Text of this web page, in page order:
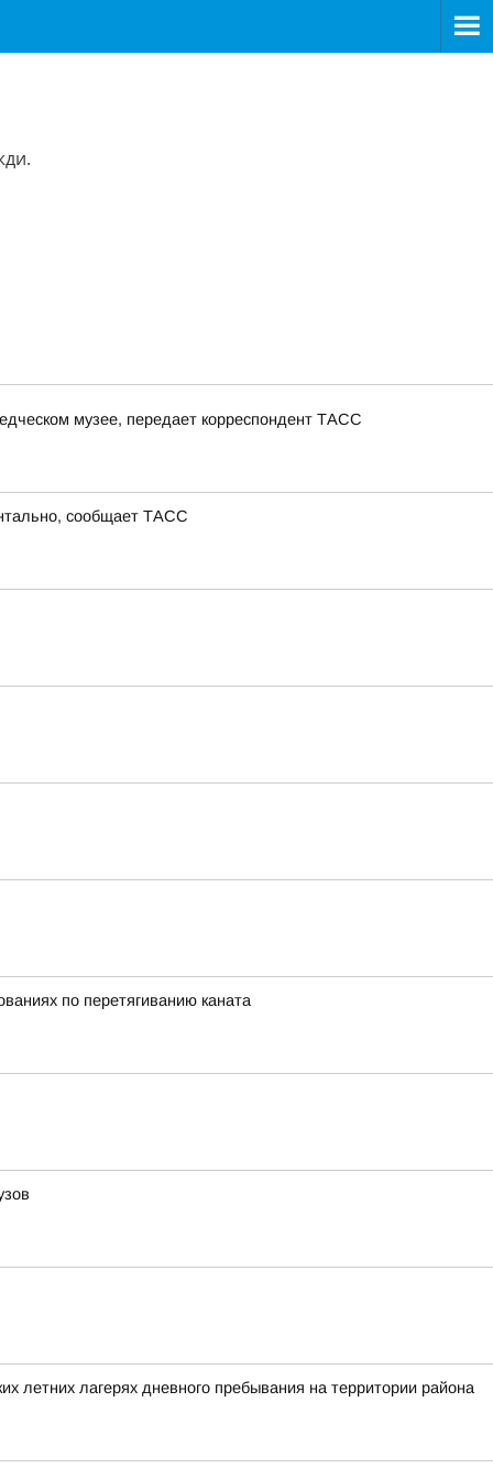
музее, передает корреспондент ТАСС
сообщает ТАСС
по перетягиванию каната
летних лагерях дневного пребывания на территории района